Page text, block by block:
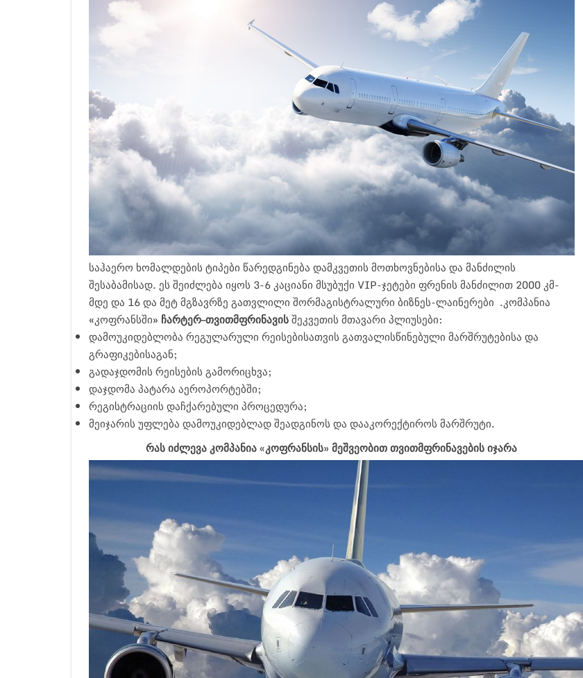
საჰაერო ხომალდების ტიპები წარედგინება დამკვეთის მოთხოვნებისა და მანძილის
შესაბამისად. ეს შეიძლება იყოს 3-6 კაციანი მსუბუქი VIP-ჯეტები ფრენის მანძილით 2000 კმ-
მდე და 16 და მეტ მგზავრზე გათვლილი შორმაგისტრალური ბიზნეს-ლაინერები .კომპანია
«კოფრანსში» ჩარტერ–თვითმფრინავისშეკვეთის მთავარი პლიუსები:
დამოუკიდებლობა რეგულარული რეისებისათვის გათვალისწინებული მარშრუტებისა და
გრაფიკებისაგან;
გადაჯდომის რეისების გამორიცხვა;
დაჯდომა პატარა აეროპორტებში;
რეგისტრაციის დაჩქარებული პროცედურა;
მეიჯარის უფლება დამოუკიდებლად შეადგინოს და დააკორექტიროს მარშრუტი.
რას იძლევა კომპანია «კოფრანსის» მეშვეობით თვითმფრინავების იჯარა